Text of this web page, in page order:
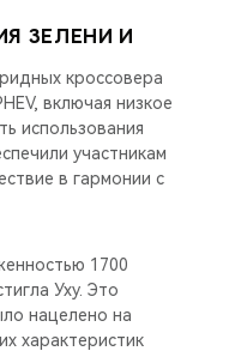
ЗЕЛЕНИ И
кроссовера
включая низкое
использования
участникам
в гармонии с
1700
Уху. Это
нацелено на
характеристик